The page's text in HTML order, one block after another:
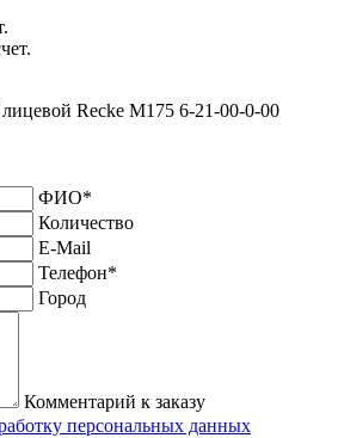
Recke М175 6-21-00-0-00
ФИО*
Количество
E-Mail
Телефон*
Город
Комментарий к заказу
персональных данных